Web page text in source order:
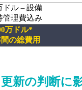
ドル – 設備
管理費込み
万ドル*
の総費用
新の判断に